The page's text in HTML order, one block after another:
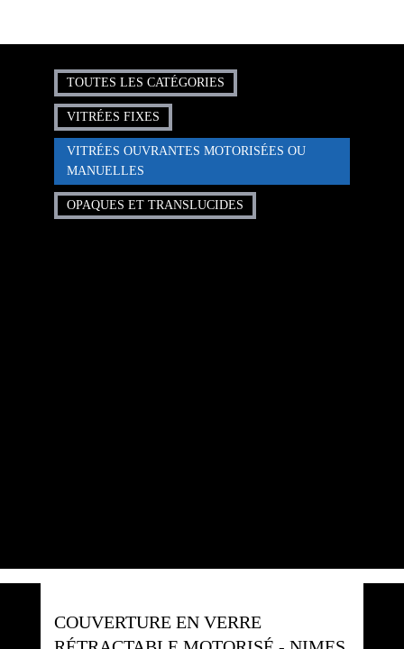
TOUTES LES CATÉGORIES
VITRÉES FIXES
VITRÉES OUVRANTES MOTORISÉES OU
MANUELLES
OPAQUES ET TRANSLUCIDES
COUVERTURE EN VERRE